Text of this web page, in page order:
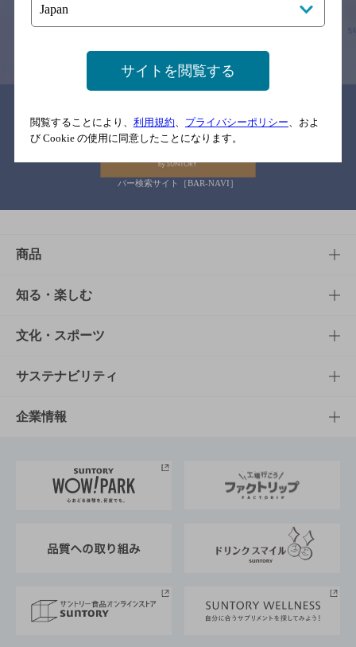
バー検索サイト［BAR-NAVI］
商品
商品TOP
商品一覧
商品発売情報
栄養成分一覧
知る・楽しむ
知る・楽しむTOP
キャンペーン
工場見学
地域情報
文化・スポーツ
文化・スポーツTOP
サントリーホール
サントリーサンバーズ大阪
サステナビリティ
サステナビリティTOP
サントリーが考えるサステナビリティ経営
企業情報
企業概要
採用情報
サイトを閲覧する
閲覧することにより、 利用規約 プライバシーポリシー 、およ
び Cookie の使用に同意したことになります。